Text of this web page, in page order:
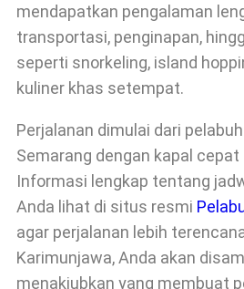
mendapatkan pengalaman
transportasi, penginapan,
seperti snorkeling, island
kuliner khas setempat.
Perjalanan dimulai dari
Semarang dengan kapal
Informasi lengkap tentang
Anda lihat di situs resmi
agar perjalanan lebih
Karimunjawa, Anda akan
menakjubkan yang membuat